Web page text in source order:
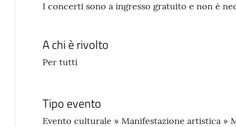
I concerti sono a ingresso gratuito e non è
A chi è rivolto
Per tutti
Tipo evento
Evento culturale » Manifestazione artistica »